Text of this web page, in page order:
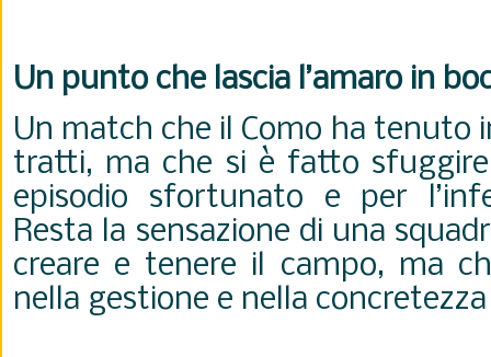
Un punto che lascia l’amaro in
Un match che il Como ha tenuto
tratti, ma che si è fatto
episodio sfortunato e per
Resta la sensazione di una
creare e tenere il campo, ma
nella gestione e nella